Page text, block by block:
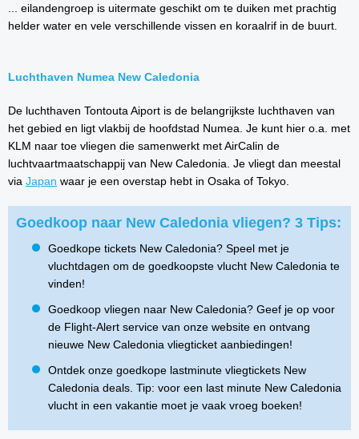
... eilandengroep is uitermate geschikt om te duiken met prachtig
helder water en vele verschillende vissen en koraalrif in de buurt.
Luchthaven Numea New Caledonia
De luchthaven Tontouta Aiport is de belangrijkste luchthaven van
het gebied en ligt vlakbij de hoofdstad Numea. Je kunt hier o.a. met
KLM naar toe vliegen die samenwerkt met AirCalin de
luchtvaartmaatschappij van New Caledonia. Je vliegt dan meestal
via Japan waar je een overstap hebt in Osaka of Tokyo.
Goedkoop naar New Caledonia vliegen? 3 Tips:
Goedkope tickets New Caledonia? Speel met je
vluchtdagen om de goedkoopste vlucht New Caledonia te
vinden!
Goedkoop vliegen naar New Caledonia? Geef je op voor
de Flight-Alert service van onze website en ontvang
nieuwe New Caledonia vliegticket aanbiedingen!
Ontdek onze goedkope lastminute vliegtickets New
Caledonia deals. Tip: voor een last minute New Caledonia
vlucht in een vakantie moet je vaak vroeg boeken!